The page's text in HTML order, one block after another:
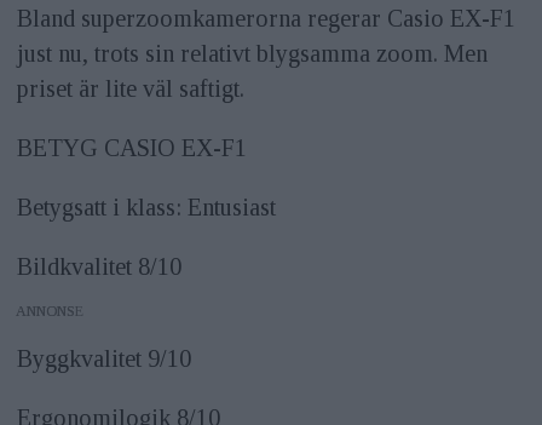
Bland superzoomkamerorna regerar Casio EX-F1
just nu, trots sin relativt blygsamma zoom. Men
priset är lite väl saftigt.
BETYG CASIO EX-F1
Betygsatt i klass: Entusiast
Bildkvalitet 8/10
ANNONS
Byggkvalitet 9/10
Ergonomilogik 8/10